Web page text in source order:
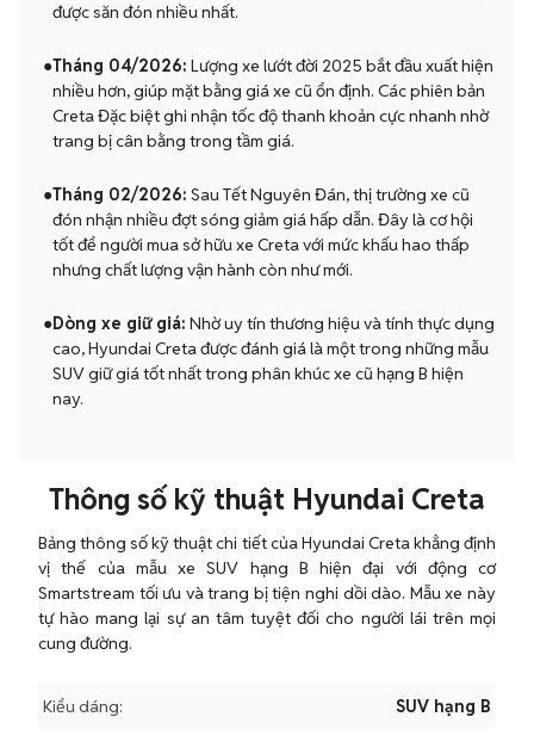
được săn đón nhiều nhất.
●Tháng 04/2026: Lượng xe lướt đời 2025 bắt đầu xuất hiện
nhiều hơn, giúp mặt bằng giá xe cũ ổn định. Các phiên bản
Creta Đặc biệt ghi nhận tốc độ thanh khoản cực nhanh nhờ
trang bị cân bằng trong tầm giá.
●Tháng 02/2026: Sau Tết Nguyên Đán, thị trường xe cũ
đón nhận nhiều đợt sóng giảm giá hấp dẫn. Đây là cơ hội
tốt để người mua sở hữu xe Creta với mức khấu hao thấp
nhưng chất lượng vận hành còn như mới.
●Dòng xe giữ giá: Nhờ uy tín thương hiệu và tính thực dụng
cao, Hyundai Creta được đánh giá là một trong những mẫu
SUV giữ giá tốt nhất trong phân khúc xe cũ hạng B hiện
nay.
Thông số kỹ thuật Hyundai Creta
Bảng thông số kỹ thuật chi tiết của Hyundai Creta khẳng định
vị thế của mẫu xe SUV hạng B hiện đại với động cơ
Smartstream tối ưu và trang bị tiện nghi dồi dào. Mẫu xe này
tự hào mang lại sự an tâm tuyệt đối cho người lái trên mọi
cung đường.
Kiểu dáng: SUV hạng B